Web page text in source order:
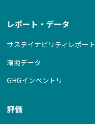
レポート・データ
サステイナビリティレポート
環境データ
GHGインベントリ
評価